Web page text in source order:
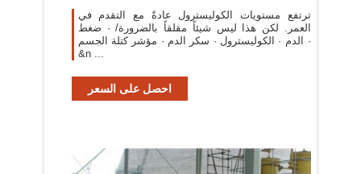
ترتفع مستويات الكوليسترول عادةً مع التقدم في
العمر. لكن هذا ليس شيئاً مقلقاً بالضرورة/ · ضغط
الدم · الكوليسترول · سكر الدم · مؤشر كتلة الجسم ·
&n ...
احصل على السعر